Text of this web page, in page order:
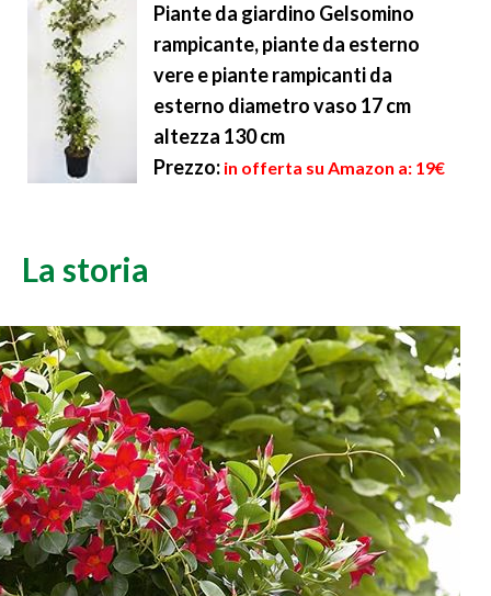
Piante da giardino Gelsomino
rampicante, piante da esterno
vere e piante rampicanti da
esterno diametro vaso 17 cm
altezza 130 cm
Prezzo: in offerta su Amazon a: 19€
La storia